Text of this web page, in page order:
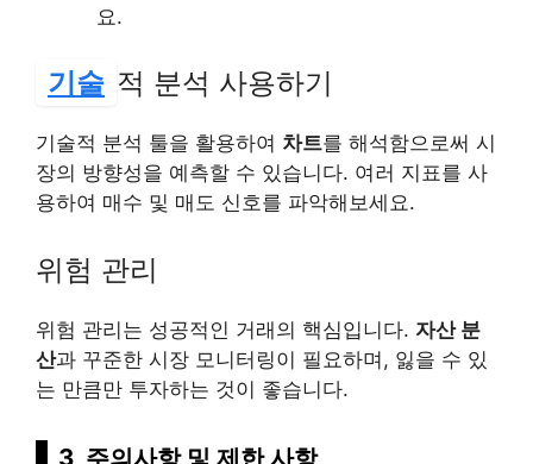
요.
기술 적 분석 사용하기
기술적 분석 툴을 활용하여 차트를 해석함으로써 시
장의 방향성을 예측할 수 있습니다. 여러 지표를 사
용하여 매수 및 매도 신호를 파악해보세요.
위험 관리
위험 관리는 성공적인 거래의 핵심입니다. 자산 분
산과 꾸준한 시장 모니터링이 필요하며, 잃을 수 있
는 만큼만 투자하는 것이 좋습니다.
3, 주의사항 및 제한 사항